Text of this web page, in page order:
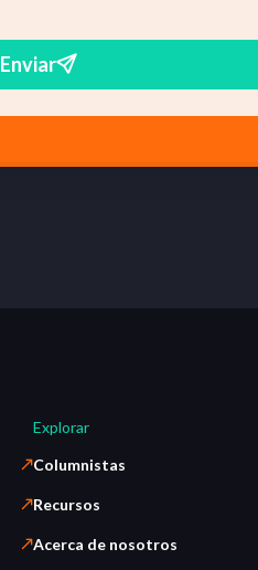
Enviar
Explorar
Columnistas
Recursos
Acerca de nosotros